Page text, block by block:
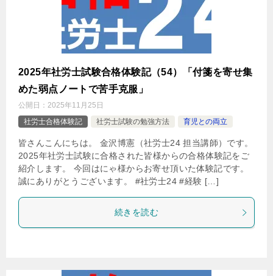
2025年社労士試験合格体験記（54）「付箋を寄せ集
めた弱点ノートで苦手克服」
公開日： 2025年11月25日
社労士合格体験記
社労士試験の勉強方法 育児との両立
皆さんこんにちは。 金沢博憲（社労士24 担当講師）です。
2025年社労士試験に合格された皆様からの合格体験記をご
紹介します。 今回はにゃ様からお寄せ頂いた体験記です。
誠にありがとうございます。 #社労士24 #経験 […]
続きを読む